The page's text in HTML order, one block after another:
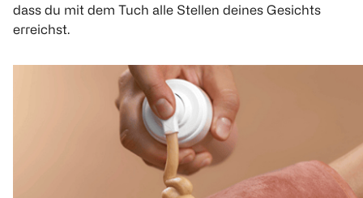
dass du mit dem Tuch alle Stellen deines Gesichts
erreichst.